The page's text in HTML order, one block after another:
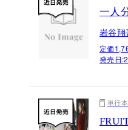
一人
岩谷翔
定価
発売日:
単行本